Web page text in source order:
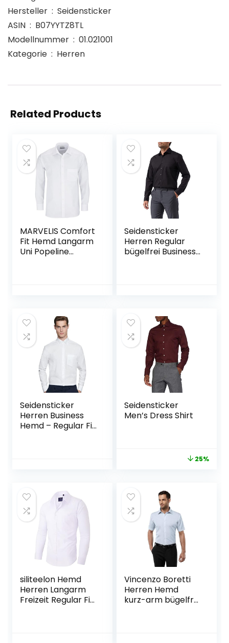
Hersteller ‏ : ‎ Seidensticker
ASIN ‏ : ‎ B07YYTZ8TL
Modellnummer ‏ : ‎ 01.021001
Kategorie ‏ : ‎ Herren
Related Products
MARVELIS Comfort
Fit Hemd Langarm
Uni Popeline
Seidensticker
Herren Regular
bügelfrei Business
Seidensticker
Herren Business
Hemd – Regular Fit
Seidensticker
Men’s Dress Shirt
25%
siliteelon Hemd
Herren Langarm
Freizeit Regular Fit
Vincenzo Boretti
Herren Hemd
kurz-arm bügelfrei